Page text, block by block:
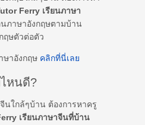
Ferry เรียนภาษา
ภาษาอังกฤษตามบ้าน
ฤษตัวต่อตัว
ษาอังกฤษ คลิกที่นี่เลย
หนดี?
นใกล้ๆบ้าน ต้องการหาครู
เรียนภาษาจีนที่บ้าน